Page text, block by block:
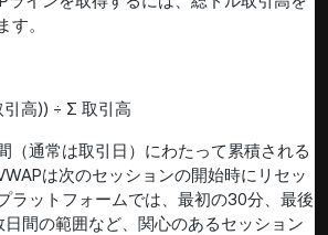
す。
高)) ÷ Σ 取引高
（通常は取引日）にわたって累積される
は次のセッションの開始時にリセッ
ラットフォームでは、最初の30分、最後
間の範囲など、関心のあるセッション